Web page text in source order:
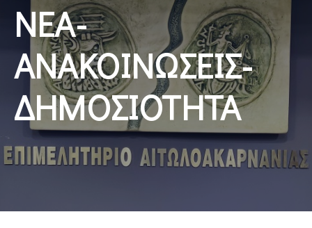
ΠΡΟΓΡΑΜΜΑΤΑ
ΕΠΙΜΕΛΗΤΗΡΙΟΥ
ΣΥΜΜΕΤΟΧΗ
ΣΕ
ΕΤΑΙΡΕΙΕΣ
ΕΠΙΚΑΙΡΟΤΗΤΑ
ΝΕΑ-
ΑΝΑΚΟΙΝΩΣΕΙΣ-
ΔΗΜΟΣΙΟΤΗΤΑ